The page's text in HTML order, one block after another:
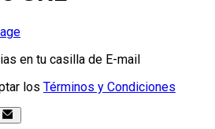
en tu casilla de E-mail
los Términos y Condiciones